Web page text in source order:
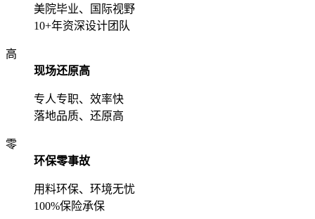
美院毕业、国际视野
10+年资深设计团队
高
现场还原高
专人专职、效率快
落地品质、还原高
零
环保零事故
用料环保、环境无忧
100%保险承保